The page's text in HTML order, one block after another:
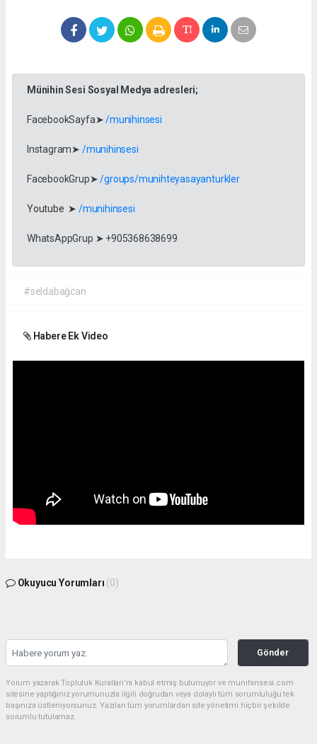
Münihin Sesi Sosyal Medya adresleri;
FacebookSayfa➤/munihinsesi
Instagram➤ /munihinsesi
FacebookGrup➤/groups/munihteyasayanturkler
Youtube ➤ /munihinsesi
WhatsAppGrup ➤ +905368638699
#seldabağcan
Habere Ek Video
Okuyucu Yorumları (0)
Gönder
Yorum yazarak Topluluk Kuralları’nı kabul etmiş bulunuyor ve munihinsesi.com
sitesine yaptığınız yorumunuzla ilgili doğrudan veya dolaylı tüm sorumluluğu tek
başınıza üstleniyorsunuz. Yazılan tüm yorumlardan site yönetimi hiçbir şekilde
sorumlu tutulamaz.